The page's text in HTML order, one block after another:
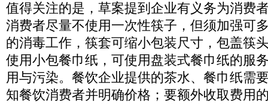
值得关注的是，草案提到企业有义务为消费
消费者尽量不使用一次性筷子，但须加强可
的消毒工作，筷套可缩小包装尺寸，包盖筷
使用小包餐巾纸，可使用盘装式餐巾纸的服
用与污染。餐饮企业提供的茶水、餐巾纸需
知餐饮消费者并明确价格；要额外收取费用